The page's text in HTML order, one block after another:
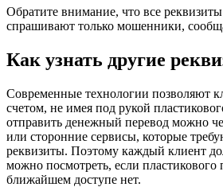
Обратите внимание, что все
спрашивают только мошенники,
Как узнать другие
Современные технологии позволяют
счетом, не имея под рукой
отправить денежный перевод можно
или сторонние сервисы, которые
реквизиты. Поэтому каждый клиент
можно посмотреть, если пластикового
ближайшем доступе нет.